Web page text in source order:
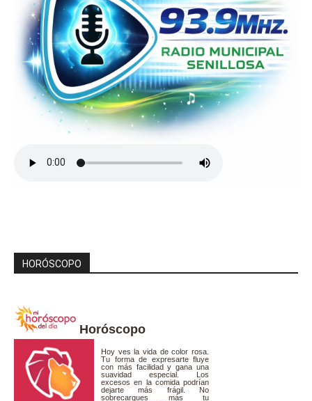
HORÓSCOPO
Horóscopo